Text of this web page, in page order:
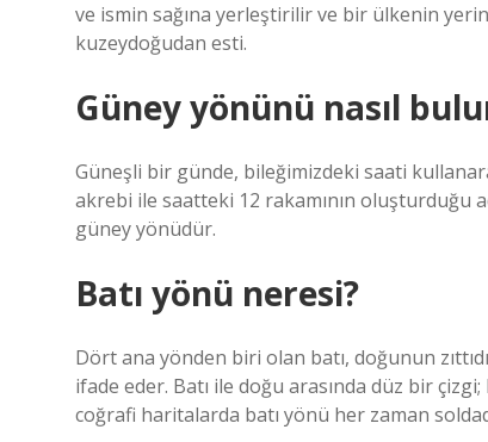
ve ismin sağına yerleştirilir ve bir ülkenin
kuzeydoğudan esti.
Güney yönünü nasıl
Güneşli bir günde, bileğimizdeki saati
akrebi ile saatteki 12 rakamının oluşturduğu
güney yönüdür.
Batı yönü neresi?
Dört ana yönden biri olan batı, doğunun
ifade eder. Batı ile doğu arasında düz bir
coğrafi haritalarda batı yönü her zaman